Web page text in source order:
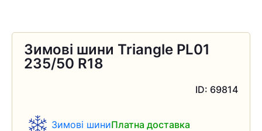
Зимові шини Triangle PL01
235/50 R18
ID: 69814
Зимові шиниПлатна доставка